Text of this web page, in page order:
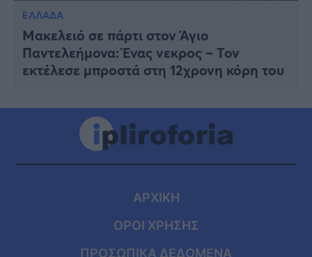
ΕΛΛΑΔΑ
Μακελειό σε πάρτι στον Άγιο
Παντελεήμονα: Ένας vεκρoς – Τον
εκτέλεσε μπροστά στη 12χρονη κόρη του
ΑΡΧΙΚΗ
ΟΡΟΙ ΧΡΗΣΗΣ
ΠΡΟΣΩΠΙΚΑ ΔΕΔΟΜΕΝΑ